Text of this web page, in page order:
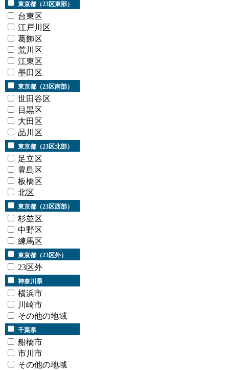
東京都（23区東部）
台東区
江戸川区
葛飾区
荒川区
江東区
墨田区
東京都（23区南部）
世田谷区
目黒区
大田区
品川区
東京都（23区北部）
足立区
豊島区
板橋区
北区
東京都（23区西部）
杉並区
中野区
練馬区
東京都（23区外）
23区外
神奈川県
横浜市
川崎市
その他の地域
千葉県
船橋市
市川市
その他の地域